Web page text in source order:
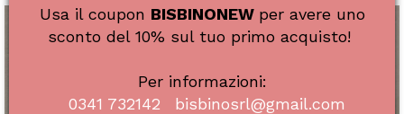
Usa il coupon BISBINONEW per avere uno
sconto del 10% sul tuo primo acquisto!
Per informazioni:
0341 732142
bisbinosrl@gmail.com